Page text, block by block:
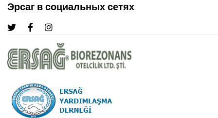
Эрсаг в социальных сетях